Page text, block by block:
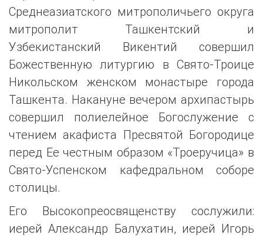
Среднеазиатского митрополичьего округа
митрополит Ташкентский и
Узбекистанский Викентий совершил
Божественную литургию в Свято-Троице
Никольском женском монастыре города
Ташкента. Накануне вечером архипастырь
совершил полиелейное Богослужение с
чтением акафиста Пресвятой Богородице
перед Ее честным образом «Троеручица» в
Свято-Успенском кафедральном соборе
столицы.
Его Высокопреосвященству сослужили:
иерей Александр Балухатин, иерей Игорь